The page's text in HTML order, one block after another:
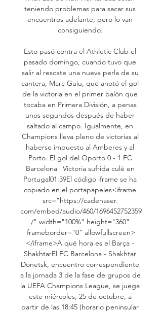
teniendo problemas para sacar sus
encuentros adelante, pero lo van
consiguiendo.
Esto pasó contra el Athletic Club el
pasado domingo, cuando tuvo que
salir al rescate una nueva perla de su
cantera, Marc Guiu, que anotó el gol
de la victoria en el primer balón que
tocaba en Primera División, a penas
unos segundos después de haber
saltado al campo. Igualmente, en
Champions lleva pleno de victorias al
haberse impuesto al Amberes y al
Porto. El gol del Oporto 0 - 1 FC
Barcelona | Victoria sufrida culé en
Portugal01:39El código iframe se ha
copiado en el portapapeles<iframe
src="https://cadenaser.
com/embed/audio/460/1696452752359
/" width="100%" height="360"
frameborder="0" allowfullscreen>
</iframe>A qué hora es el Barça -
ShakhtarEl FC Barcelona - Shakhtar
Donetsk, encuentro correspondiente
a la jornada 3 de la fase de grupos de
la UEFA Champions League, se juega
este miércoles, 25 de octubre, a
partir de las 18:45 (horario peninsular